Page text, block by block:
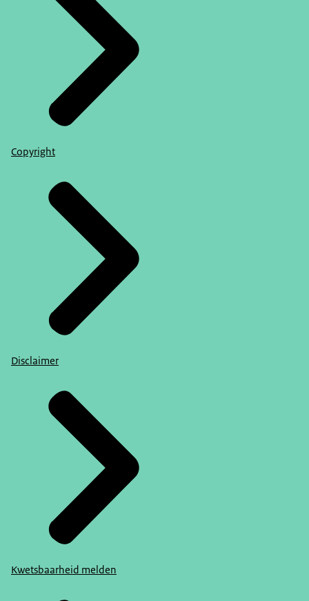
Copyright
Disclaimer
Kwetsbaarheid melden